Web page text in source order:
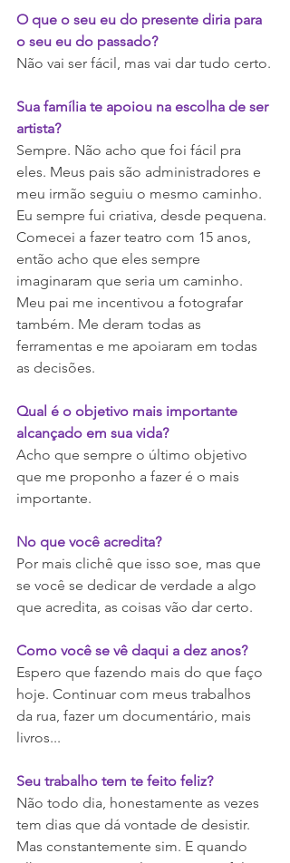
O que o seu eu do presente diria para
o seu eu do passado?
Não vai ser fácil, mas vai dar tudo certo.
Sua família te apoiou na escolha de ser
artista?
Sempre. Não acho que foi fácil pra
eles. Meus pais são administradores e
meu irmão seguiu o mesmo caminho.
Eu sempre fui criativa, desde pequena.
Comecei a fazer teatro com 15 anos,
então acho que eles sempre
imaginaram que seria um caminho.
Meu pai me incentivou a fotografar
também. Me deram todas as
ferramentas e me apoiaram em todas
as decisões.
Qual é o objetivo mais importante
alcançado em sua vida?
Acho que sempre o último objetivo
que me proponho a fazer é o mais
importante.
No que você acredita?
Por mais clichê que isso soe, mas que
se você se dedicar de verdade a algo
que acredita, as coisas vão dar certo.
Como você se vê daqui a dez anos?
Espero que fazendo mais do que faço
hoje. Continuar com meus trabalhos
da rua, fazer um documentário, mais
livros...
Seu trabalho tem te feito feliz?
Não todo dia, honestamente as vezes
tem dias que dá vontade de desistir.
Mas constantemente sim. E quando